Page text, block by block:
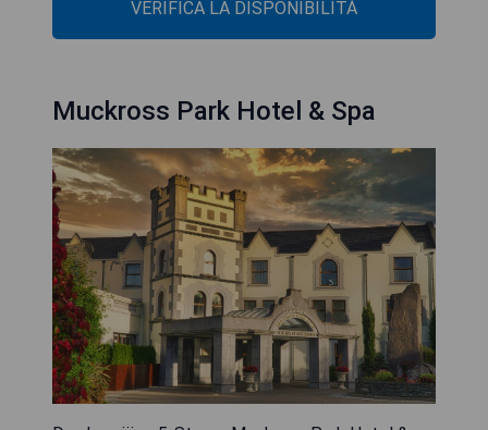
VERIFICA LA DISPONIBILITÀ
Muckross Park Hotel & Spa